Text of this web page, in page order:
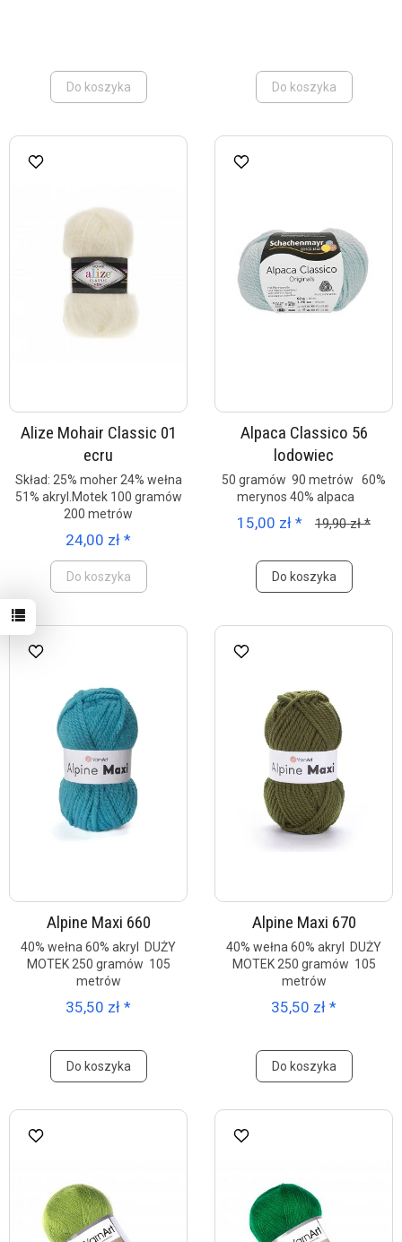
Do koszyka Do koszyka
Alize Mohair Classic 01
ecru
Skład: 25% moher 24% wełna
51% akryl.Motek 100 gramów
200 metrów
24,00 zł *
Do koszyka
Alpaca Classico 56
lodowiec
50 gramów 90 metrów 60%
merynos 40% alpaca
15,00 zł * 19,90 zł *
Do koszyka
Alpine Maxi 660
40% wełna 60% akryl DUŻY
MOTEK 250 gramów 105
metrów
35,50 zł *
Do koszyka
Alpine Maxi 670
40% wełna 60% akryl DUŻY
MOTEK 250 gramów 105
metrów
35,50 zł *
Do koszyka